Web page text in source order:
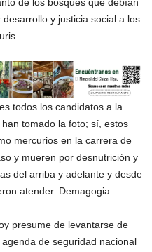
y justicia social a los
todos los candidatos a la
tomado la foto; sí, estos
mercurios en la carrera de
y mueren por desnutrición y
del arriba y adelante y desde
atender. Demagogia.
presume de levantarse de
de seguridad nacional